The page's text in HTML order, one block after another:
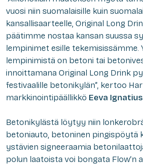
vuosi niin suomalaisille kuin
kansallisaarteelle, Original Long
päätimme nostaa kansan suussa
lempinimet esille tekemisissämme.
lempinimistä on betoni tai
innoittamana Original Long Drink
festivaalille betonikylän”, kertoo
markkinointipäällikkö Eeva Ignatius
Betonikylästä löytyy niin
betoniauto, betoninen pingispöytä
ystävien signeeraamia
polun laatoista voi bongata Flow’n